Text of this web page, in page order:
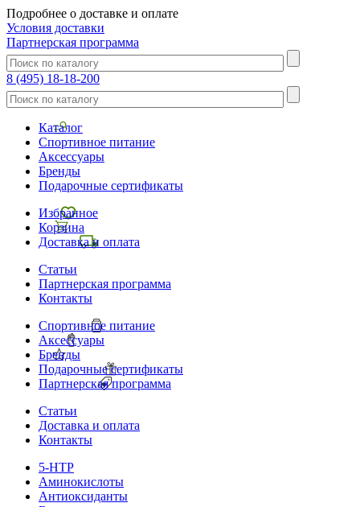
Подробнее о доставке и оплате
Условия доставки
Партнерская программа
8 (495) 18-18-200
Каталог
Спортивное питание
Аксессуары
Бренды
Подарочные сертификаты
Избранное
Корзина
Доставка и оплата
Статьи
Партнерская программа
Контакты
Спортивное питание
Аксессуары
Бренды
Подарочные сертификаты
Партнерская программа
Статьи
Доставка и оплата
Контакты
5-HTP
Аминокислоты
Антиоксиданты